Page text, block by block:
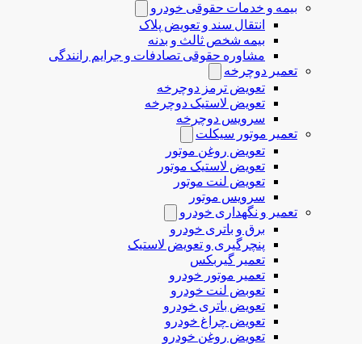
بیمه و خدمات حقوقی خودرو
انتقال سند و تعویض پلاک
بیمه شخص ثالث و بدنه
مشاوره حقوقی تصادفات و جرایم رانندگی
تعمیر دوچرخه
تعویض ترمز دوچرخه
تعویض لاستیک دوچرخه
سرویس دوچرخه
تعمیر موتور سیکلت
تعویض روغن موتور
تعویض لاستیک موتور
تعویض لنت موتور
سرویس موتور
تعمیر و نگهداری خودرو
برق و باتری خودرو
پنچرگیری و تعویض لاستیک
تعمیر گیربکس
تعمیر موتور خودرو
تعوبض لنت خودرو
تعویض باتری خودرو
تعویض چراغ خودرو
تعویض روغن خودرو